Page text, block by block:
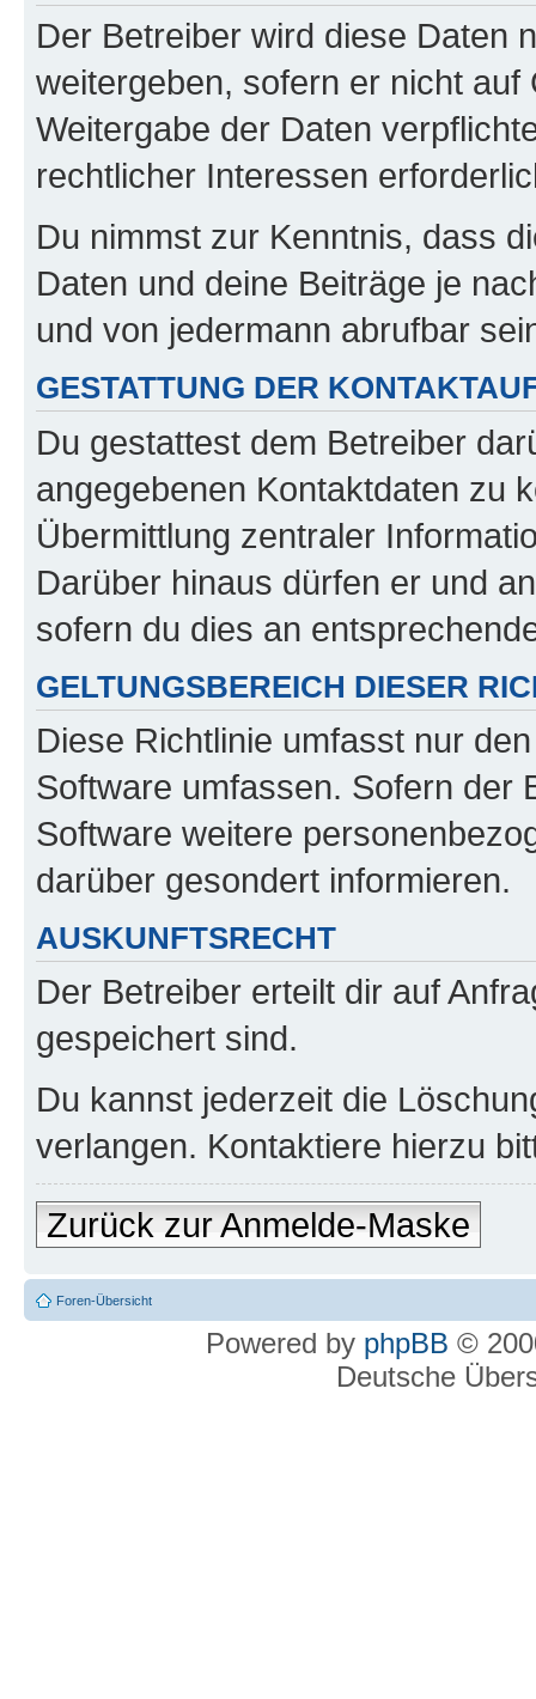
Der Betreiber wird diese Daten
weitergeben, sofern er nicht
Weitergabe der Daten
rechtlicher Interessen
Du nimmst zur Kenntnis, dass
Daten und deine Beiträge je
und von jedermann abrufbar
GESTATTUNG DER
Du gestattest dem Betreiber
angegebenen Kontaktdaten zu
Übermittlung zentraler
Darüber hinaus dürfen er und
sofern du dies an
GELTUNGSBEREICH DIESER
Diese Richtlinie umfasst nur
Software umfassen. Sofern der
Software weitere
darüber gesondert informieren.
AUSKUNFTSRECHT
Der Betreiber erteilt dir auf
gespeichert sind.
Du kannst jederzeit die
verlangen. Kontaktiere hierzu
Zurück zur Anmelde-Maske
Foren-Übersicht
Powered by phpBB ©
Deutsche